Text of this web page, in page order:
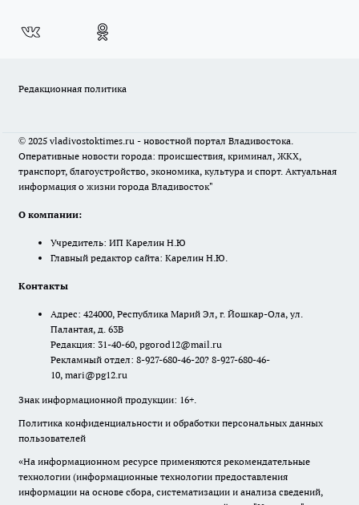
Редакционная политика
© 2025 vladivostoktimes.ru - новостной портал Владивостока.
Оперативные новости города: происшествия, криминал, ЖКХ,
транспорт, благоустройство, экономика, культура и спорт. Актуальная
информация о жизни города Владивосток"
О компании:
Учредитель: ИП Карелин Н.Ю
Главный редактор сайта: Карелин Н.Ю.
Контакты
Адрес: 424000, Республика Марий Эл, г. Йошкар-Ола, ул.
Палантая, д. 63В
Редакция: 31-40-60, pgorod12@mail.ru
Рекламный отдел: 8-927-680-46-20? 8-927-680-46-
10, mari@pg12.ru
Знак информационной продукции: 16+.
Политика конфиденциальности и обработки персональных данных
пользователей
«На информационном ресурсе применяются рекомендательные
технологии (информационные технологии предоставления
информации на основе сбора, систематизации и анализа сведений,